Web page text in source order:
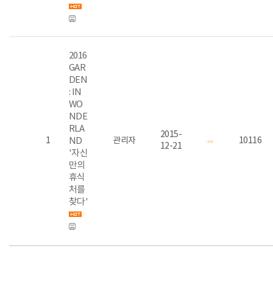
1
2016
GAR
DEN
: IN
WO
NDE
RLA
ND
'자신
만의
휴식
처를
찾다'
관리자
2015-
12-21
10116